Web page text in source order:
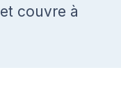
et couvre à